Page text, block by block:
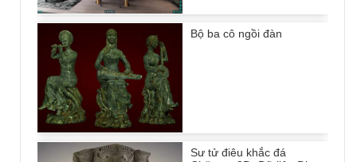
Bộ ba cô ngồi đàn
Sư tử điêu khắc đá